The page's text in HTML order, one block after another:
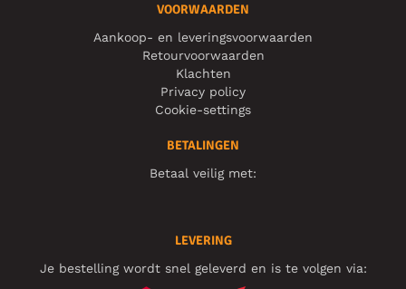
VOORWAARDEN
Aankoop- en leveringsvoorwaarden
Retourvoorwaarden
Klachten
Privacy policy
Cookie-settings
BETALINGEN
Betaal veilig met:
LEVERING
Je bestelling wordt snel geleverd en is te volgen via: